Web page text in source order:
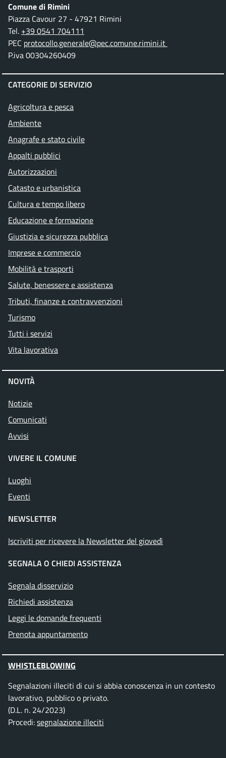
Comune di Rimini
Piazza Cavour 27 - 47921 Rimini
Tel. +39 0541 704111
PEC protocollo.generale@pec.comune.rimini.it
P.iva 00304260409
CATEGORIE DI SERVIZIO
Agricoltura e pesca
Ambiente
Anagrafe e stato civile
Appalti pubblici
Autorizzazioni
Catasto e urbanistica
Cultura e tempo libero
Educazione e formazione
Giustizia e sicurezza pubblica
Imprese e commercio
Mobilità e trasporti
Salute, benessere e assistenza
Tributi, finanze e contravvenzioni
Turismo
Tutti i servizi
Vita lavorativa
NOVITÀ
Notizie
Comunicati
Avvisi
VIVERE IL COMUNE
Luoghi
Eventi
NEWSLETTER
Iscriviti per ricevere la Newsletter del giovedì
SEGNALA O CHIEDI ASSISTENZA
Segnala disservizio
Richiedi assistenza
Leggi le domande frequenti
Prenota appuntamento
WHISTLEBLOWING
Segnalazioni illeciti di cui si abbia conoscenza in un contesto
lavorativo, pubblico o privato.
(D.L. n. 24/2023)
Procedi:segnalazione illeciti